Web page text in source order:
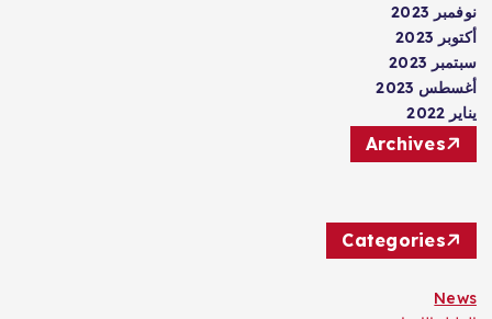
نوفمبر 2023
أكتوبر 2023
سبتمبر 2023
أغسطس 2023
يناير 2022
Archives
Categories
News